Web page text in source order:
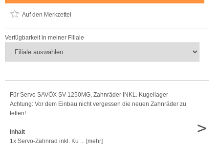
Auf den Merkzettel
Verfügbarkeit in meiner Filiale
Für Servo SAVÖX SV-1250MG, Zahnräder INKL. Kugellager
Achtung: Vor dem Einbau nicht vergessen die neuen Zahnräder zu
fetten!
Inhalt
1x Servo-Zahnrad inkl. Ku ... [mehr]
>